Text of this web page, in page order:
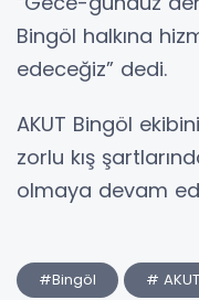
Bingöl halkına
edeceğiz” dedi.
AKUT Bingöl
zorlu kış
olmaya devam
#Bingöl # AKUT